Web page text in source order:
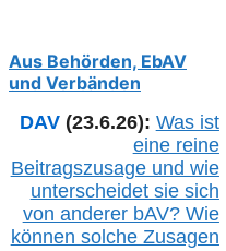
Aus Behörden, EbAV
und Verbänden
DAV (23.6.26): Was ist
eine reine
Beitragszusage und wie
unterscheidet sie sich
von anderer bAV? Wie
können solche Zusagen